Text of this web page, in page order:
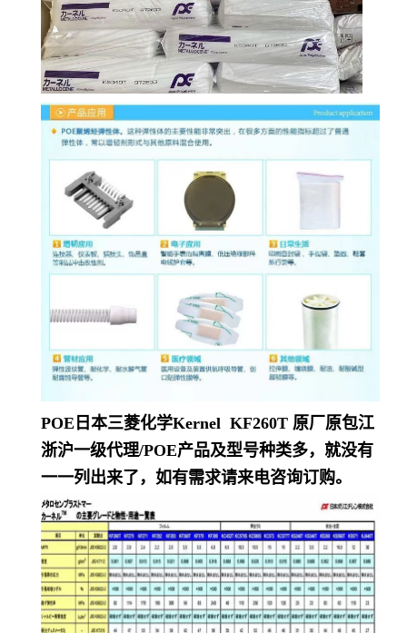
POE日本三菱化学Kernel KF260T 原厂原包江
浙沪一级代理/POE产品及型号种类多，就没有
一一列出来了，如有需求请来电咨询订购。